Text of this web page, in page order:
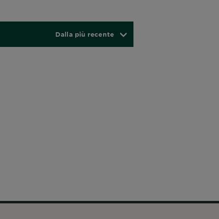
Dalla più recente